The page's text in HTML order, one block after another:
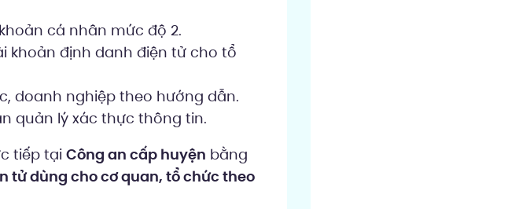
cá nhân mức độ 2.
khoản định danh điện tử cho tổ
doanh nghiệp theo hướng dẫn.
quản lý xác thực thông tin.
tiếp tạiCông an cấp huyện bằng
tử dùng cho cơ quan, tổ chức theo